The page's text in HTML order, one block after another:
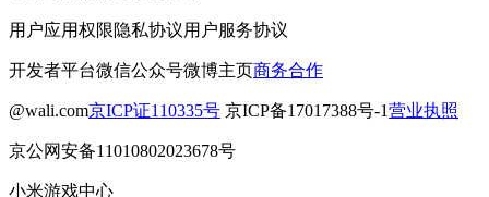
用户应用权限隐私协议用户服务协议
开发者平台微信公众号微博主页商务合作
@wali.com京ICP证110335号 京ICP备17017388号-1营业执照
京公网安备11010802023678号
小米游戏中心